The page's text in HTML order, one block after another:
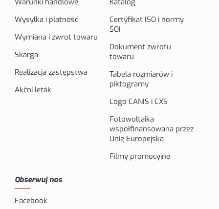
Warunki handlowe
Wysyłka i płatność
Wymiana i zwrot towaru
Skarga
Realizacja zastępstwa
Akční leták
Katalog
Certyfikat ISO i normy
ŚOI
Dokument zwrotu
towaru
Tabela rozmiarów i
piktogramy
Logo CANIS i CXS
Fotowoltaika
współfinansowana przez
Unię Europejską
Filmy promocyjne
Obserwuj nas
Facebook